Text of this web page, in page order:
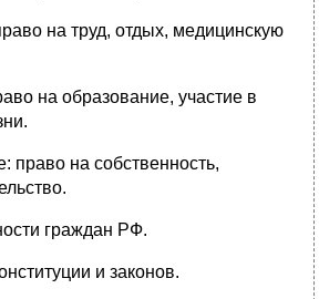
на труд, отдых, медицинскую
на образование, участие в
право на собственность,
граждан РФ.
и законов.